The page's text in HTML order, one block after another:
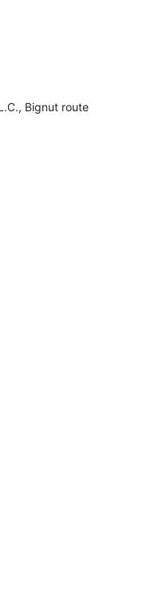
Bignut route